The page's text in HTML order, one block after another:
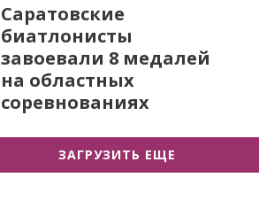
Саратовские
биатлонисты
завоевали 8 медалей
на областных
соревнованиях
ЗАГРУЗИТЬ ЕЩЕ